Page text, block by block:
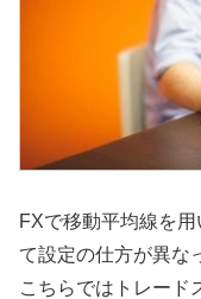
FXで移動平均線を
て設定の仕方が異な
こちらではトレード